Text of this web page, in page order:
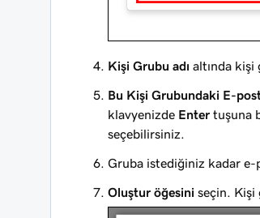
Kişi Grubu adı altında kişi
Bu Kişi Grubundaki E-
klavyenizde Enter tuşuna
seçebilirsiniz.
Gruba istediğiniz kadar e-
Oluştur öğesini seçin. Kişi